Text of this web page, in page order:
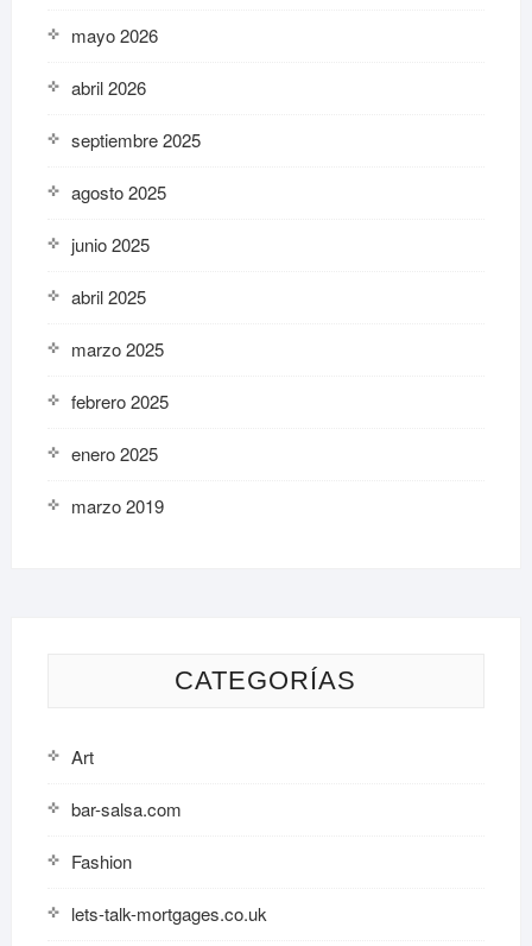
mayo 2026
abril 2026
septiembre 2025
agosto 2025
junio 2025
abril 2025
marzo 2025
febrero 2025
enero 2025
marzo 2019
CATEGORÍAS
Art
bar-salsa.com
Fashion
lets-talk-mortgages.co.uk